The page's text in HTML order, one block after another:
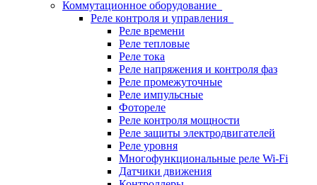
Коммутационное оборудование
Реле контроля и управления
Реле времени
Реле тепловые
Реле тока
Реле напряжения и контроля фаз
Реле промежуточные
Реле импульсные
Фотореле
Реле контроля мощности
Реле защиты электродвигателей
Реле уровня
Многофункциональные реле Wi-Fi
Датчики движения